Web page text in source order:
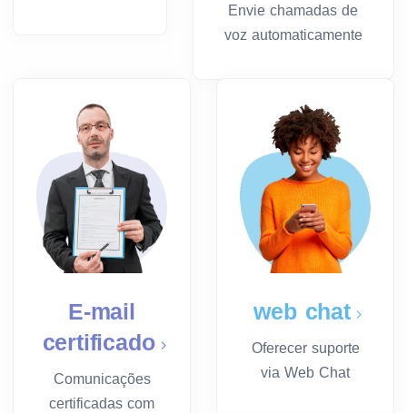
Envie chamadas de
voz automaticamente
E-mail
certificado
Comunicações
certificadas com
web chat
Oferecer suporte
via Web Chat